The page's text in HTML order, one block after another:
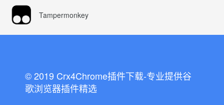
Tampermonkey
© 2019 Crx4Chrome插件下载-专业提供谷
歌浏览器插件精选